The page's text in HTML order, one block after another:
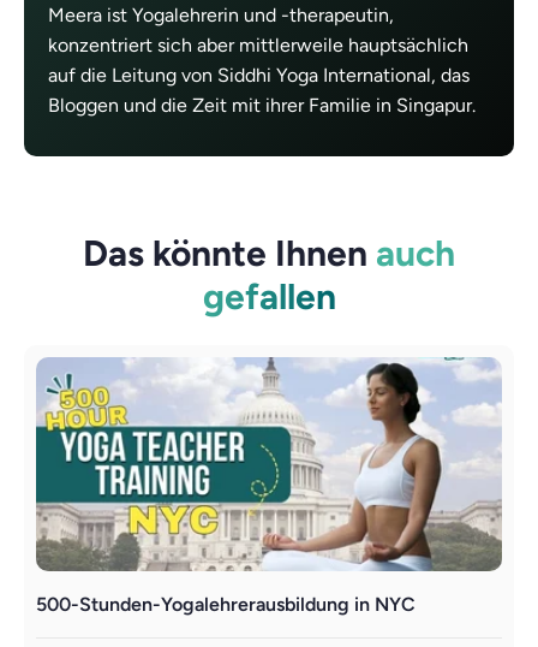
Meera ist Yogalehrerin und -therapeutin,
konzentriert sich aber mittlerweile hauptsächlich
auf die Leitung von Siddhi Yoga International, das
Bloggen und die Zeit mit ihrer Familie in Singapur.
Das könnte Ihnen auch
gefallen
500-Stunden-Yogalehrerausbildung in NYC